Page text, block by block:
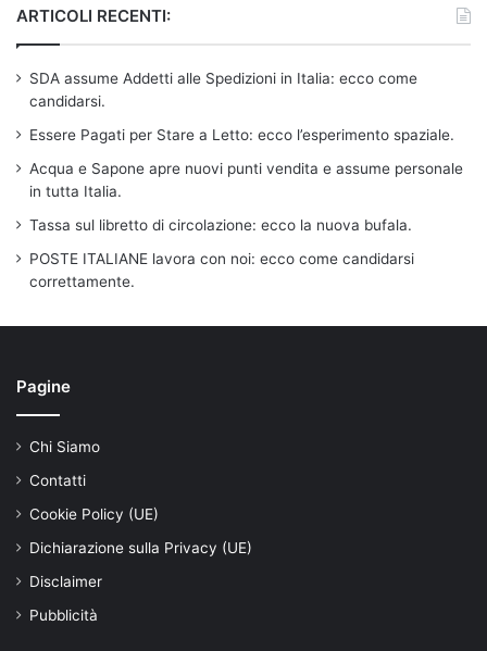
ARTICOLI RECENTI:
SDA assume Addetti alle Spedizioni in Italia: ecco come
candidarsi.
Essere Pagati per Stare a Letto: ecco l’esperimento spaziale.
Acqua e Sapone apre nuovi punti vendita e assume personale
in tutta Italia.
Tassa sul libretto di circolazione: ecco la nuova bufala.
POSTE ITALIANE lavora con noi: ecco come candidarsi
correttamente.
Pagine
Chi Siamo
Contatti
Cookie Policy (UE)
Dichiarazione sulla Privacy (UE)
Disclaimer
Pubblicità